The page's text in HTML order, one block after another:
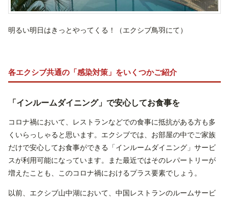
明るい明日はきっとやってくる！（エクシブ鳥羽にて）
各エクシブ共通の「感染対策」をいくつかご紹介
「インルームダイニング」で安心してお食事を
コロナ禍において、レストランなどでの食事に抵抗がある方も多
くいらっしゃると思います。エクシブでは、お部屋の中でご家族
だけで安心してお食事ができる「インルームダイニング」サービ
スが利用可能になっています。また最近ではそのレパートリーが
増えたことも、このコロナ禍におけるプラス要素でしょう。
以前、エクシブ山中湖において、中国レストランのルームサービ